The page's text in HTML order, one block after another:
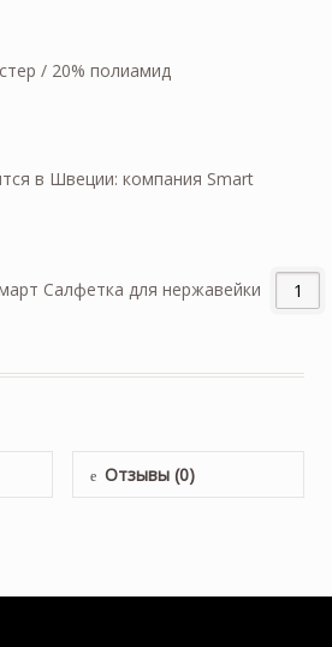
/ 20% полиамид
в Швеции: компания Smart
Салфетка для нержавейки
Отзывы (0)